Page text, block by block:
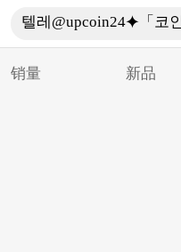
销量 新品